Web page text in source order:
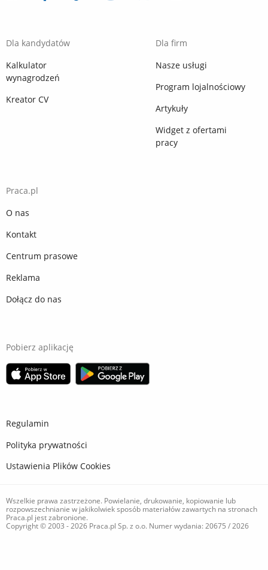
Dla kandydatów
Kalkulator
wynagrodzeń
Kreator CV
Dla firm
Nasze usługi
Program lojalnościowy
Artykuły
Widget z ofertami
pracy
Praca.pl
O nas
Kontakt
Centrum prasowe
Reklama
Dołącz do nas
Pobierz aplikację
Regulamin
Polityka prywatności
Ustawienia Plików Cookies
Wszelkie prawa zastrzeżone. Powielanie, drukowanie, kopiowanie lub
rozpowszechnianie w jakikolwiek sposób materiałów zawartych na stronach
Praca.pl jest zabronione.
Copyright © 2003 - 2026 Praca.pl Sp. z o.o. Numer wydania: 20675 / 2026